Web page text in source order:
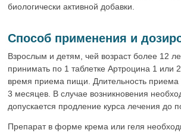
биологически активной добавки.
Способ применения и
Взрослым и детям, чей возраст более 12
принимать по 1 таблетке Артроцина 1 или
время приема пищи. Длительность приема
3 месяцев. В случае возникновения
допускается продление курса лечения до
Препарат в форме крема или геля